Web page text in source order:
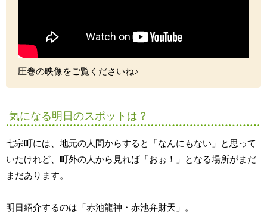
圧巻の映像をご覧くださいね♪
気になる明日のスポットは？
七宗町には、地元の人間からすると「なんにもない」と思って
いたけれど、町外の人から見れば「おぉ！」となる場所がまだ
まだあります。
明日紹介するのは「赤池龍神・赤池弁財天」。